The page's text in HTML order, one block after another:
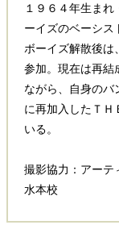
１９６４年生ま
ーイズのベーシス
ボーイズ解散後は
参加。現在は再結
ながら、自身のバ
に再加入したＴＨ
いる。
撮影協力：アーテ
水本校